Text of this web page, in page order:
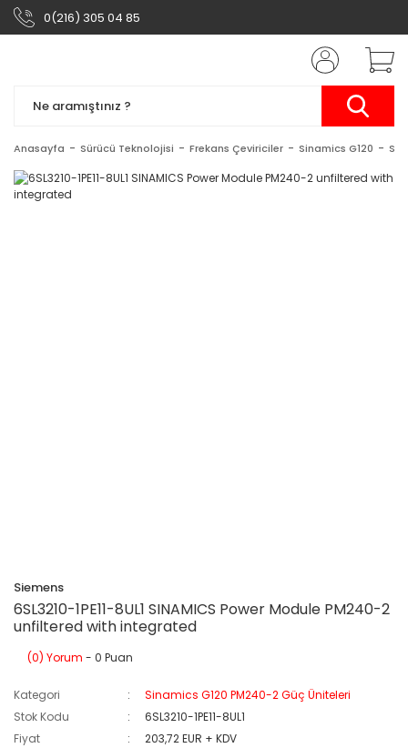
0(216) 305 04 85
Anasayfa Sürücü Teknolojisi Frekans Çeviriciler Sinamics G120
Siemens
6SL3210-1PE11-8UL1 SINAMICS Power Module PM240-2
unfiltered with integrated
(0) Yorum - 0 Puan
Kategori
Sinamics G120 PM240-2 Güç Üniteleri
Stok Kodu
6SL3210-1PE11-8UL1
Fiyat
203,72 EUR + KDV